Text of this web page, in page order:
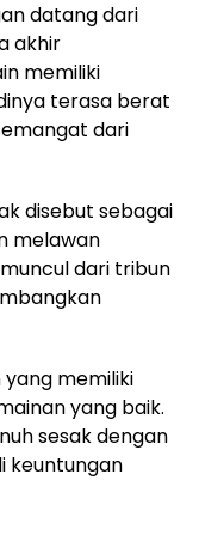
datang dari
akhir
memiliki
terasa berat
dari
disebut sebagai
melawan
dari tribun
memiliki
yang baik.
sesak dengan
keuntungan